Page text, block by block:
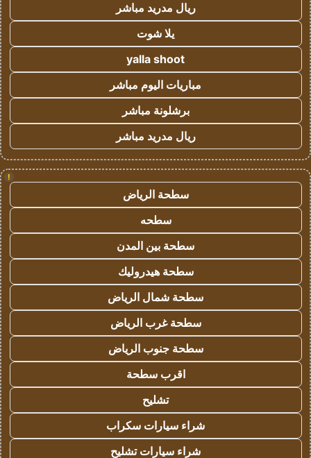
ريال مدريد مباشر
يلا شوت
yalla shoot
مباريات اليوم مباشر
برشلونة مباشر
ريال مدريد مباشر
!
سطحة الرياض
سطحه
سطحة بين المدن
سطحة هيدروليك
سطحة شمال الرياض
سطحة غرب الرياض
سطحة جنوب الرياض
اقرب سطحة
تشليح
شراء سيارات سكراب
شراء سيارات تشليح